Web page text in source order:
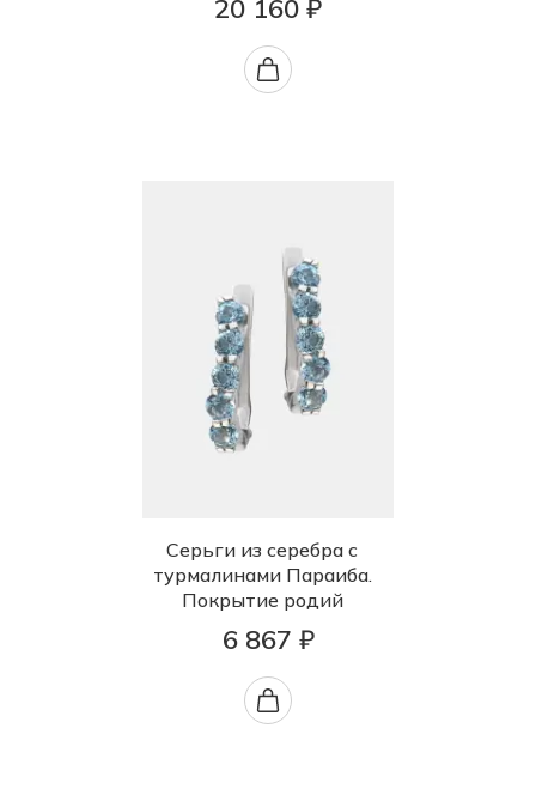
20 160 ₽
Серьги из серебра с
турмалинами Параиба.
Покрытие родий
6 867 ₽